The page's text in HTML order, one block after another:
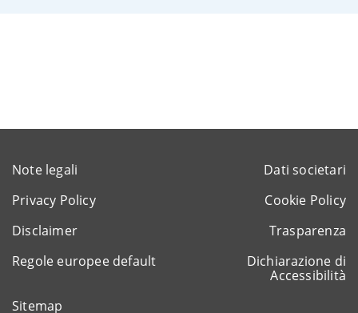
Note legali
Dati societari
Privacy Policy
Cookie Policy
Disclaimer
Trasparenza
Regole europee default
Dichiarazione di
Accessibilità
Sitemap